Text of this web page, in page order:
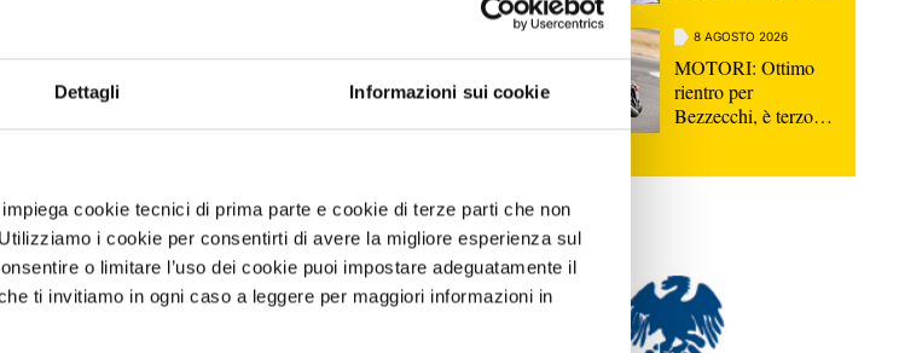
Dettagli Informazioni sui cookie
cookie tecnici di prima parte e cookie di terze parti che non
i cookie per consentirti di avere la migliore esperienza sul
o limitare l’uso dei cookie puoi impostare adeguatamente il
ti invitiamo in ogni caso a leggere per maggiori informazioni in
R Elena Ugolini
8 AGOSTO 2026
MOTORI: Ottimo
rientro per
Bezzecchi, è terzo